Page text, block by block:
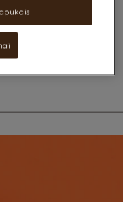
kava su pienu ir karamele,
robustos kavos pupelių.
trimis palaimos